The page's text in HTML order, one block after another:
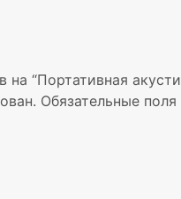
“Портативная
Обязательные